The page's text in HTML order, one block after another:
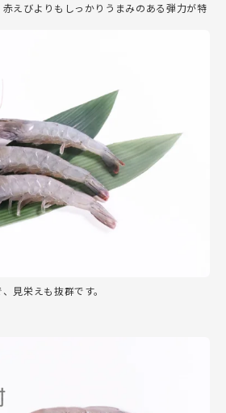
えびよりもしっかりうまみのある弾力が特
見栄えも抜群です。